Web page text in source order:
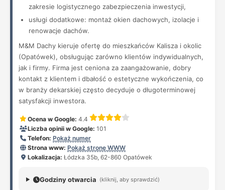
zakresie logistycznego zabezpieczenia inwestycji,
usługi dodatkowe: montaż okien dachowych, izolacje i
renowacje dachów.
M&M Dachy kieruje ofertę do mieszkańców Kalisza i okolic
(Opatówek), obsługując zarówno klientów indywidualnych,
jak i firmy. Firma jest ceniona za zaangażowanie, dobry
kontakt z klientem i dbałość o estetyczne wykończenia, co
w branży dekarskiej często decyduje o długoterminowej
satysfakcji inwestora.
Ocena w Google: 4.4
Liczba opinii w Google: 101
Telefon: Pokaż numer
Strona www: Pokaż stronę WWW
Lokalizacja: Łódzka 35b, 62-860 Opatówek
Godziny otwarcia (kliknij, aby sprawdzić)